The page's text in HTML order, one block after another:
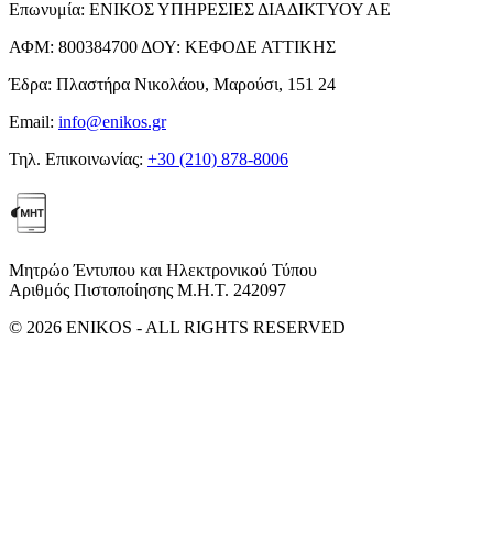
Επωνυμία: ΕΝΙΚΟΣ ΥΠΗΡΕΣΙΕΣ ΔΙΑΔΙΚΤΥΟΥ ΑΕ
ΑΦΜ: 800384700 ΔΟΥ: ΚΕΦΟΔΕ ΑΤΤΙΚΗΣ
Έδρα: Πλαστήρα Νικολάου, Μαρούσι, 151 24
Email: info@enikos.gr
Τηλ. Επικοινωνίας: +30 (210) 878-8006
Μητρώο Έντυπου και Ηλεκτρονικού Τύπου
Αριθμός Πιστοποίησης Μ.Η.Τ. 242097
© 2026 ENIKOS - ALL RIGHTS RESERVED